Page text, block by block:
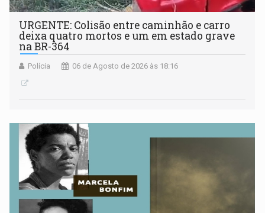
URGENTE: Colisão entre caminhão e carro
deixa quatro mortos e um em estado grave
na BR-364
Polícia 06 de Agosto de 2026 às 18:16